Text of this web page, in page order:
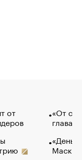
от
«От
глава
Маск в